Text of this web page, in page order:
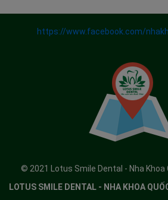
https://www.facebook.com/
© 2021 Lotus Smile Dental - Nha Khoa
LOTUS SMILE DENTAL - NHA KHOA